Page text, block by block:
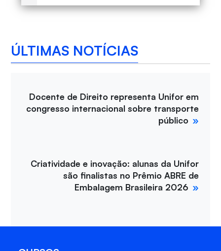
ÚLTIMAS NOTÍCIAS
Docente de Direito representa Unifor em
congresso internacional sobre transporte
público
Criatividade e inovação: alunas da Unifor
são finalistas no Prêmio ABRE de
Embalagem Brasileira 2026